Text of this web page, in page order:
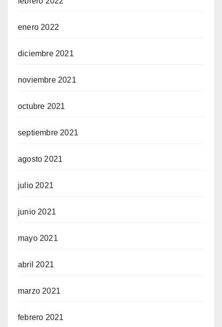
enero 2022
diciembre 2021
noviembre 2021
octubre 2021
septiembre 2021
agosto 2021
julio 2021
junio 2021
mayo 2021
abril 2021
marzo 2021
febrero 2021